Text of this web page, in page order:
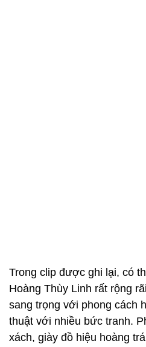
Trong clip được ghi lại, có
Hoàng Thùy Linh rất rộng
sang trọng với phong cách
thuật với nhiều bức tranh.
xách, giày đồ hiệu hoàng